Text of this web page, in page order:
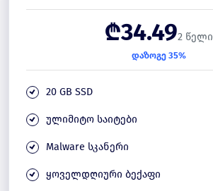
₾34.492 წელი
დაზოგე 35%
20 GB SSD
ულიმიტო საიტები
Malware სკანერი
ყოველდღიური ბექაფი